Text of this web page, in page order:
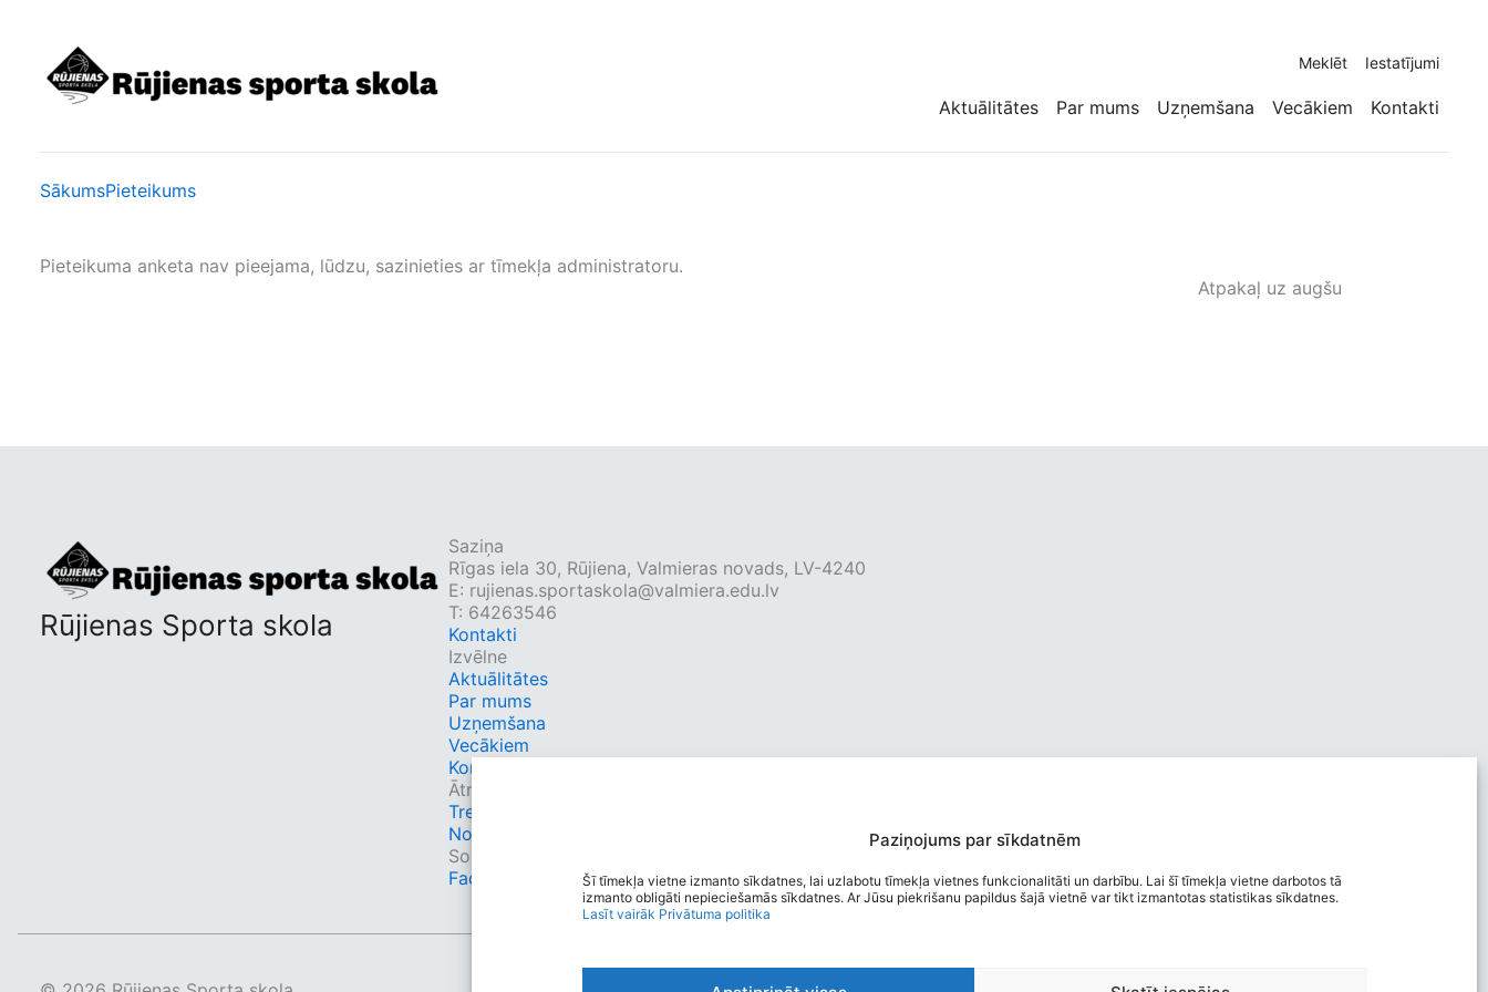
Paziņojums par sīkdatnēm
Šī tīmekļa vietne izmanto sīkdatnes, lai uzlabotu tīmekļa vietnes funkcionalitāti un darbību. Lai šī tīmekļa vietne darbotos tā
izmanto obligāti nepieciešamās sīkdatnes. Ar Jūsu piekrišanu papildus šajā vietnē var tikt izmantotas statistikas sīkdatnes.
Lasīt vairāk Privātuma politika
Meklēt Iestatījumi
Aktuālitātes Par mums Uzņemšana Vecākiem Kontakti
SākumsPieteikums
Pieteikuma anketa nav pieejama, lūdzu, sazinieties ar tīmekļa administratoru.
Atpakaļ uz augšu
Rūjienas Sporta skola
Saziņa
Rīgas iela 30, Rūjiena, Valmieras novads, LV-4240
E: rujienas.sportaskola@valmiera.edu.lv
T: 64263546
Kontakti
Izvēlne
Aktuālitātes
Par mums
Uzņemšana
Vecākiem
Kontakti
Ātrās saites
Treneri
Nodarbību grafiks
Sociālie tīkli
Facebook